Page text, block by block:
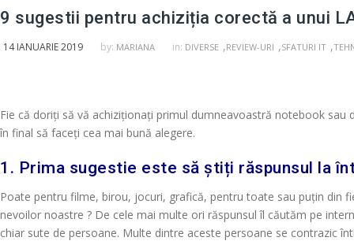
9 sugestii pentru achiziția corectă a unui
14 IANUARIE 2019 by: MARIANA in: DIVERSE ,REVIEW-URI ,SFATURI IT ,
Fie că doriți să vă achiziționați primul dumneavoastră notebook
în final să faceți cea mai bună alegere.
1. Prima sugestie este să știți răspunsul la
Poate pentru filme, birou, jocuri, grafică, pentru toate sau puțin din
nevoilor noastre ? De cele mai multe ori răspunsul îl căutăm pe
chiar sute de persoane. Multe dintre aceste persoane se contrazic